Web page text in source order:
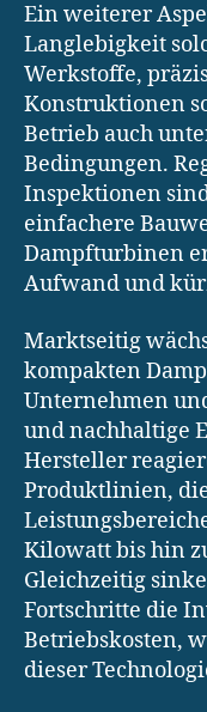
Ein weiterer
Langlebigkeit
Werkstoffe,
Konstruktionen
Betrieb auch
Bedingungen.
Inspektionen
einfachere
Dampfturbinen
Aufwand und
Marktseitig
kompakten
Unternehmen
und nachhaltige
Hersteller
Produktlinien,
Kilowatt bis hin
Gleichzeitig
Fortschritte die
Betriebskosten,
dieser